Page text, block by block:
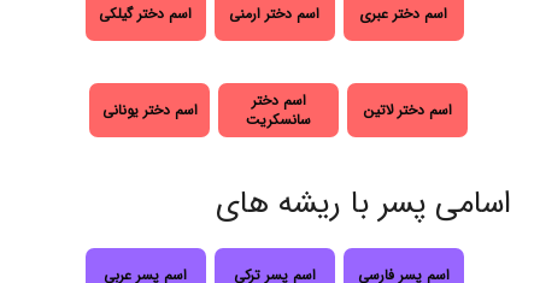
اسم دختر عبری اسم دختر ارمنی اسم دختر گیلکی
اسم دختر لاتین
اسم دختر
سانسکریت
اسم دختر یونانی
اسامی پسر با ریشه های
اسم پسر فارسی اسم پسر ترکی اسم پسر عربی